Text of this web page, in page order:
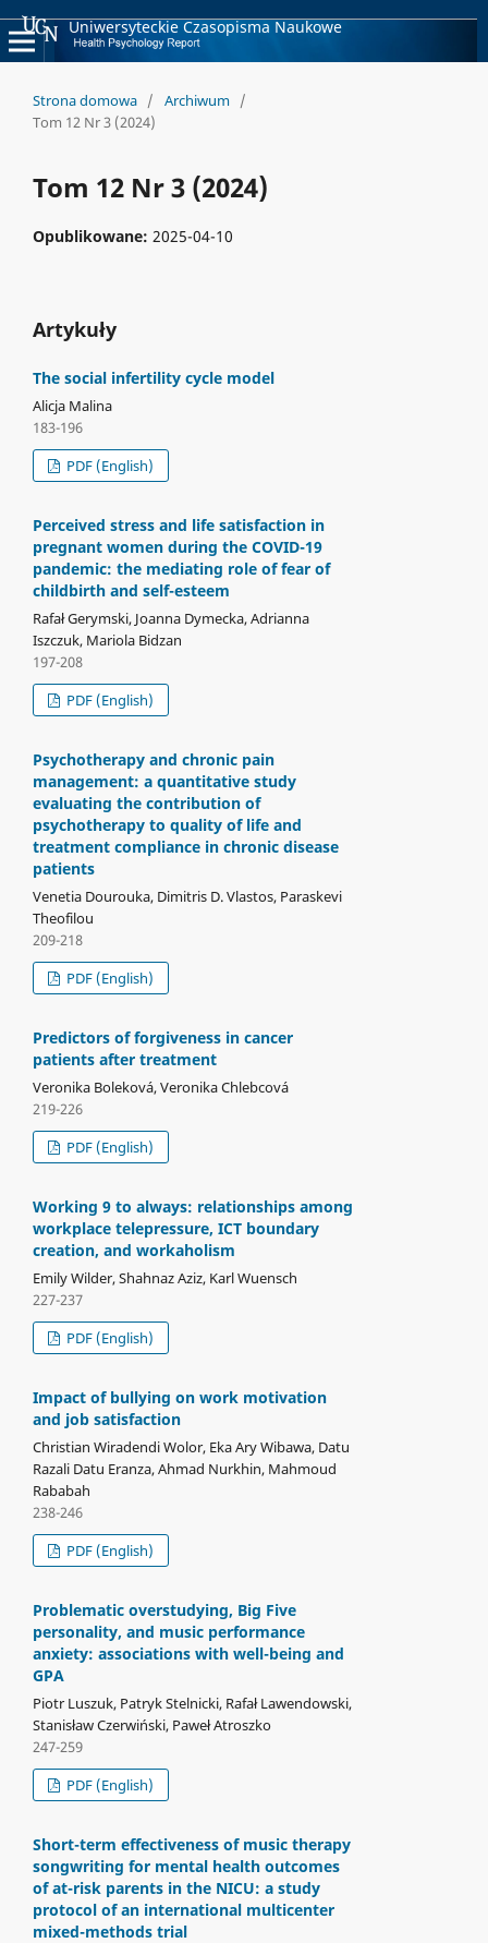
Uniwersyteckie Czasopisma Naukowe
Strona domowa / Archiwum /
Tom 12 Nr 3 (2024)
Tom 12 Nr 3 (2024)
Opublikowane: 2025-04-10
Artykuły
The social infertility cycle model
Alicja Malina
183-196
PDF (English)
Perceived stress and life satisfaction in
pregnant women during the COVID-19
pandemic: the mediating role of fear of
childbirth and self-esteem
Rafał Gerymski, Joanna Dymecka, Adrianna
Iszczuk, Mariola Bidzan
197-208
PDF (English)
Psychotherapy and chronic pain
management: a quantitative study
evaluating the contribution of
psychotherapy to quality of life and
treatment compliance in chronic disease
patients
Venetia Dourouka, Dimitris D. Vlastos, Paraskevi
Theofilou
209-218
PDF (English)
Predictors of forgiveness in cancer
patients after treatment
Veronika Boleková, Veronika Chlebcová
219-226
PDF (English)
Working 9 to always: relationships among
workplace telepressure, ICT boundary
creation, and workaholism
Emily Wilder, Shahnaz Aziz, Karl Wuensch
227-237
PDF (English)
Impact of bullying on work motivation
and job satisfaction
Christian Wiradendi Wolor, Eka Ary Wibawa, Datu
Razali Datu Eranza, Ahmad Nurkhin, Mahmoud
Rababah
238-246
PDF (English)
Problematic overstudying, Big Five
personality, and music performance
anxiety: associations with well-being and
GPA
Piotr Luszuk, Patryk Stelnicki, Rafał Lawendowski,
Stanisław Czerwiński, Paweł Atroszko
247-259
PDF (English)
Short-term effectiveness of music therapy
songwriting for mental health outcomes
of at-risk parents in the NICU: a study
protocol of an international multicenter
mixed-methods trial